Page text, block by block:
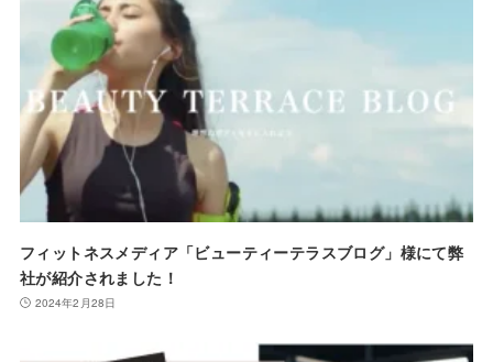
フィットネスメディア「ビューティーテラスブログ」様にて弊
社が紹介されました！
2024年2月28日